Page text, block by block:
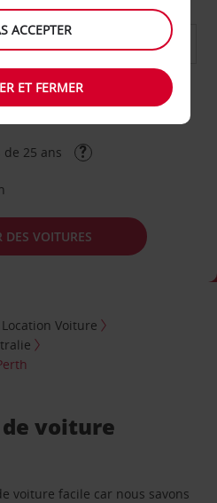
DATE DE RETOUR
25 ans
DES VOITURES
Location Voiture
voiture
voiture facile car nous savons
ACCEPTER
ET FERMER